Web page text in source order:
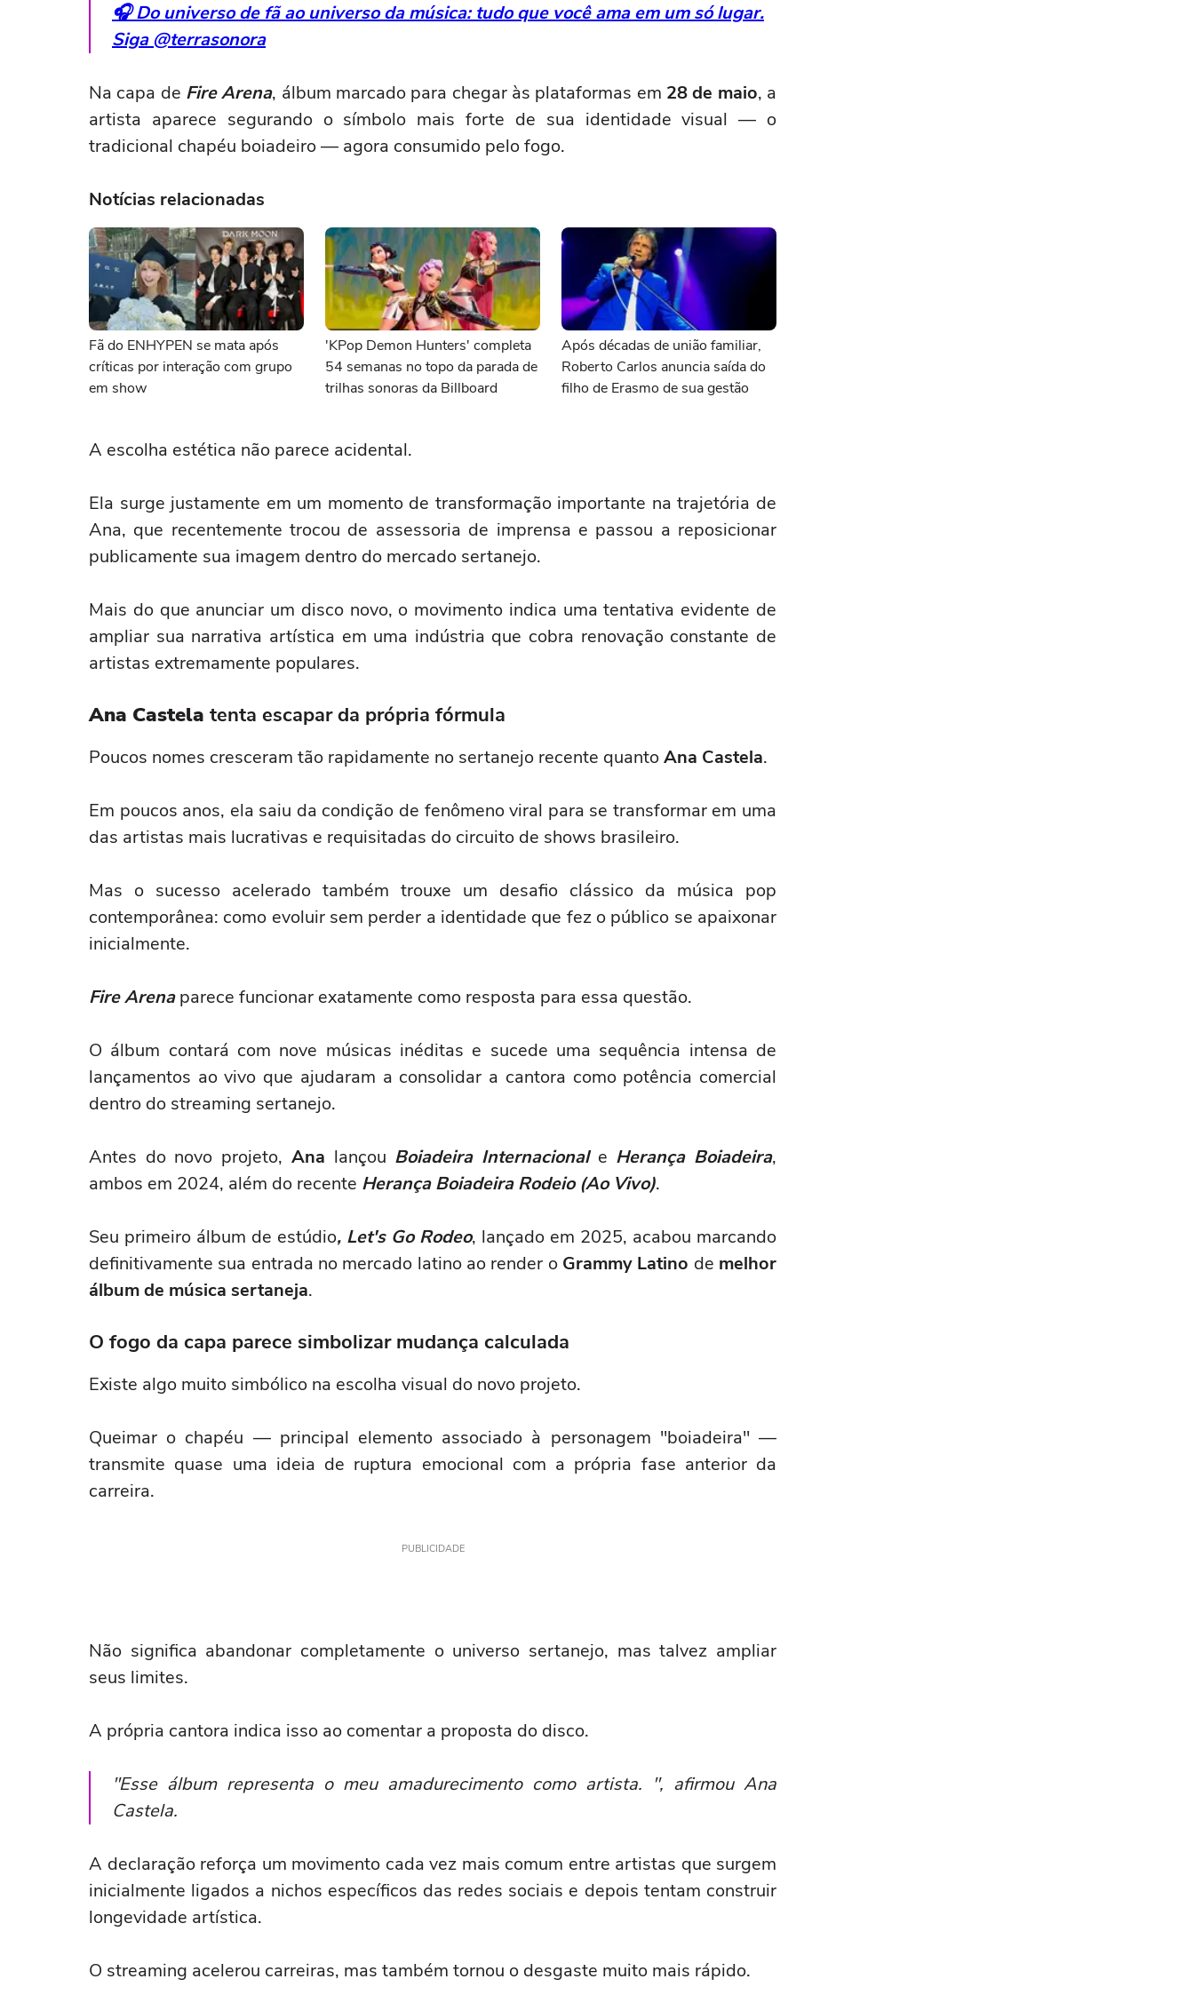
🎧 Do universo de fã ao universo da música: tudo que você ama em um só lugar.
Siga @terrasonora
Na capa de Fire Arena, álbum marcado para chegar às plataformas em 28 de maio, a
artista aparece segurando o símbolo mais forte de sua identidade visual — o
tradicional chapéu boiadeiro — agora consumido pelo fogo.
Notícias relacionadas
Fã do ENHYPEN se mata após
críticas por interação com grupo
em show
'KPop Demon Hunters' completa
54 semanas no topo da parada de
trilhas sonoras da Billboard
Após décadas de união familiar,
Roberto Carlos anuncia saída do
filho de Erasmo de sua gestão
A escolha estética não parece acidental.
Ela surge justamente em um momento de transformação importante na trajetória de
Ana, que recentemente trocou de assessoria de imprensa e passou a reposicionar
publicamente sua imagem dentro do mercado sertanejo.
Mais do que anunciar um disco novo, o movimento indica uma tentativa evidente de
ampliar sua narrativa artística em uma indústria que cobra renovação constante de
artistas extremamente populares.
Ana Castela tenta escapar da própria fórmula
Poucos nomes cresceram tão rapidamente no sertanejo recente quantoAna Castela.
Em poucos anos, ela saiu da condição de fenômeno viral para se transformar em uma
das artistas mais lucrativas e requisitadas do circuito de shows brasileiro.
Mas o sucesso acelerado também trouxe um desafio clássico da música pop
contemporânea: como evoluir sem perder a identidade que fez o público se apaixonar
inicialmente.
Fire Arenaparece funcionar exatamente como resposta para essa questão.
O álbum contará com nove músicas inéditas e sucede uma sequência intensa de
lançamentos ao vivo que ajudaram a consolidar a cantora como potência comercial
dentro do streaming sertanejo.
Antes do novo projeto, Ana lançou Boiadeira Internacional e Herança Boiadeira,
ambos em 2024, além do recente Herança Boiadeira Rodeio (Ao Vivo).
Seu primeiro álbum de estúdio, Let's Go Rodeo, lançado em 2025, acabou marcando
definitivamente sua entrada no mercado latino ao render o Grammy Latino de melhor
álbum de música sertaneja.
O fogo da capa parece simbolizar mudança calculada
Existe algo muito simbólico na escolha visual do novo projeto.
Queimar o chapéu — principal elemento associado à personagem "boiadeira" —
transmite quase uma ideia de ruptura emocional com a própria fase anterior da
carreira.
PUBLICIDADE
Não significa abandonar completamente o universo sertanejo, mas talvez ampliar
seus limites.
A própria cantora indica isso ao comentar a proposta do disco.
"Esse álbum representa o meu amadurecimento como artista. ", afirmou Ana
Castela.
A declaração reforça um movimento cada vez mais comum entre artistas que surgem
inicialmente ligados a nichos específicos das redes sociais e depois tentam construir
longevidade artística.
O streaming acelerou carreiras, mas também tornou o desgaste muito mais rápido.